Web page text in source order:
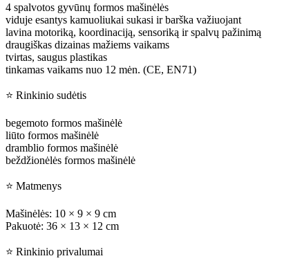
4 spalvotos gyvūnų formos mašinėlės
viduje esantys kamuoliukai sukasi ir barška važiuojant
lavina motoriką, koordinaciją, sensoriką ir spalvų pažinimą
draugiškas dizainas mažiems vaikams
tvirtas, saugus plastikas
tinkamas vaikams nuo 12 mėn. (CE, EN71)
⭐ Rinkinio sudėtis
begemoto formos mašinėlė
liūto formos mašinėlė
dramblio formos mašinėlė
beždžionėlės formos mašinėlė
⭐ Matmenys
Mašinėlės: 10 × 9 × 9 cm
Pakuotė: 36 × 13 × 12 cm
⭐ Rinkinio privalumai